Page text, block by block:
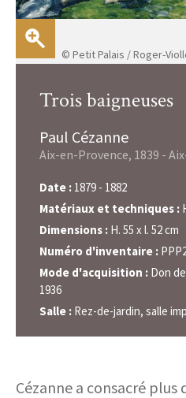
© Petit Palais / Roger-
Trois baigneuses
Paul Cézanne
Aix-en-Provence, 1839 -
Date : 1879 - 1882
Matériaux et techniques :
Dimensions : H. 55 x l. 52 cm
Numéro d'inventaire :
Mode d'acquisition : Don
1936
Salle : Rez-de-jardin, salle
Cézanne a consacré plus